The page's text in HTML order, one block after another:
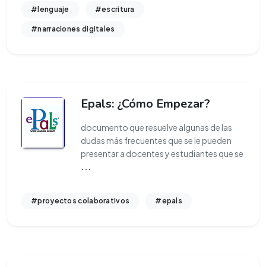
#lenguaje #escritura
#narraciones digitales
Epals: ¿Cómo Empezar?
documento que resuelve algunas de las
dudas más frecuentes que se le pueden
presentar a docentes y estudiantes que se
...
#proyectos colaborativos #epals